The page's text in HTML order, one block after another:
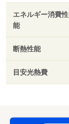
エネルギー消費性
能
断熱性能
目安光熱費